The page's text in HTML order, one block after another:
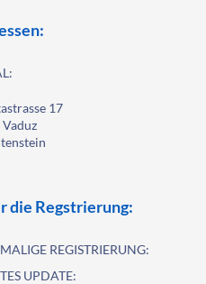
17
die Regstrierung:
REGISTRIERUNG:
UPDATE: